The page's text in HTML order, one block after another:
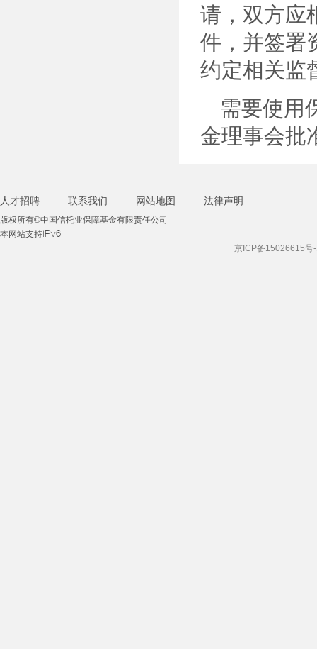
请，双方应
件，并签署
约定相关监
需要使用
金理事会批
人才招聘 联系我们 网站地图 法律声明
版权所有©中国信托业保障基金有限责任公司
本网站支持IPv6
京ICP备15026615号